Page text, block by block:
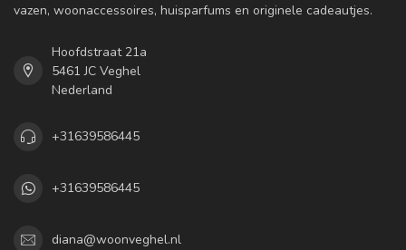
vazen, woonaccessoires, huisparfums en originele cadeautjes.
Hoofdstraat 21a
5461 JC Veghel
Nederland
+31639586445
+31639586445
diana@woonveghel.nl